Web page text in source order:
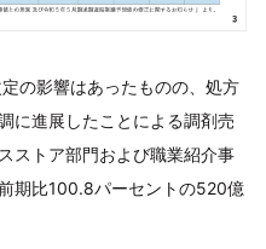
の影響はあったものの、処方
に進展したことによる調剤売
ストア部門および職業紹介事
期比100.8パーセントの520億